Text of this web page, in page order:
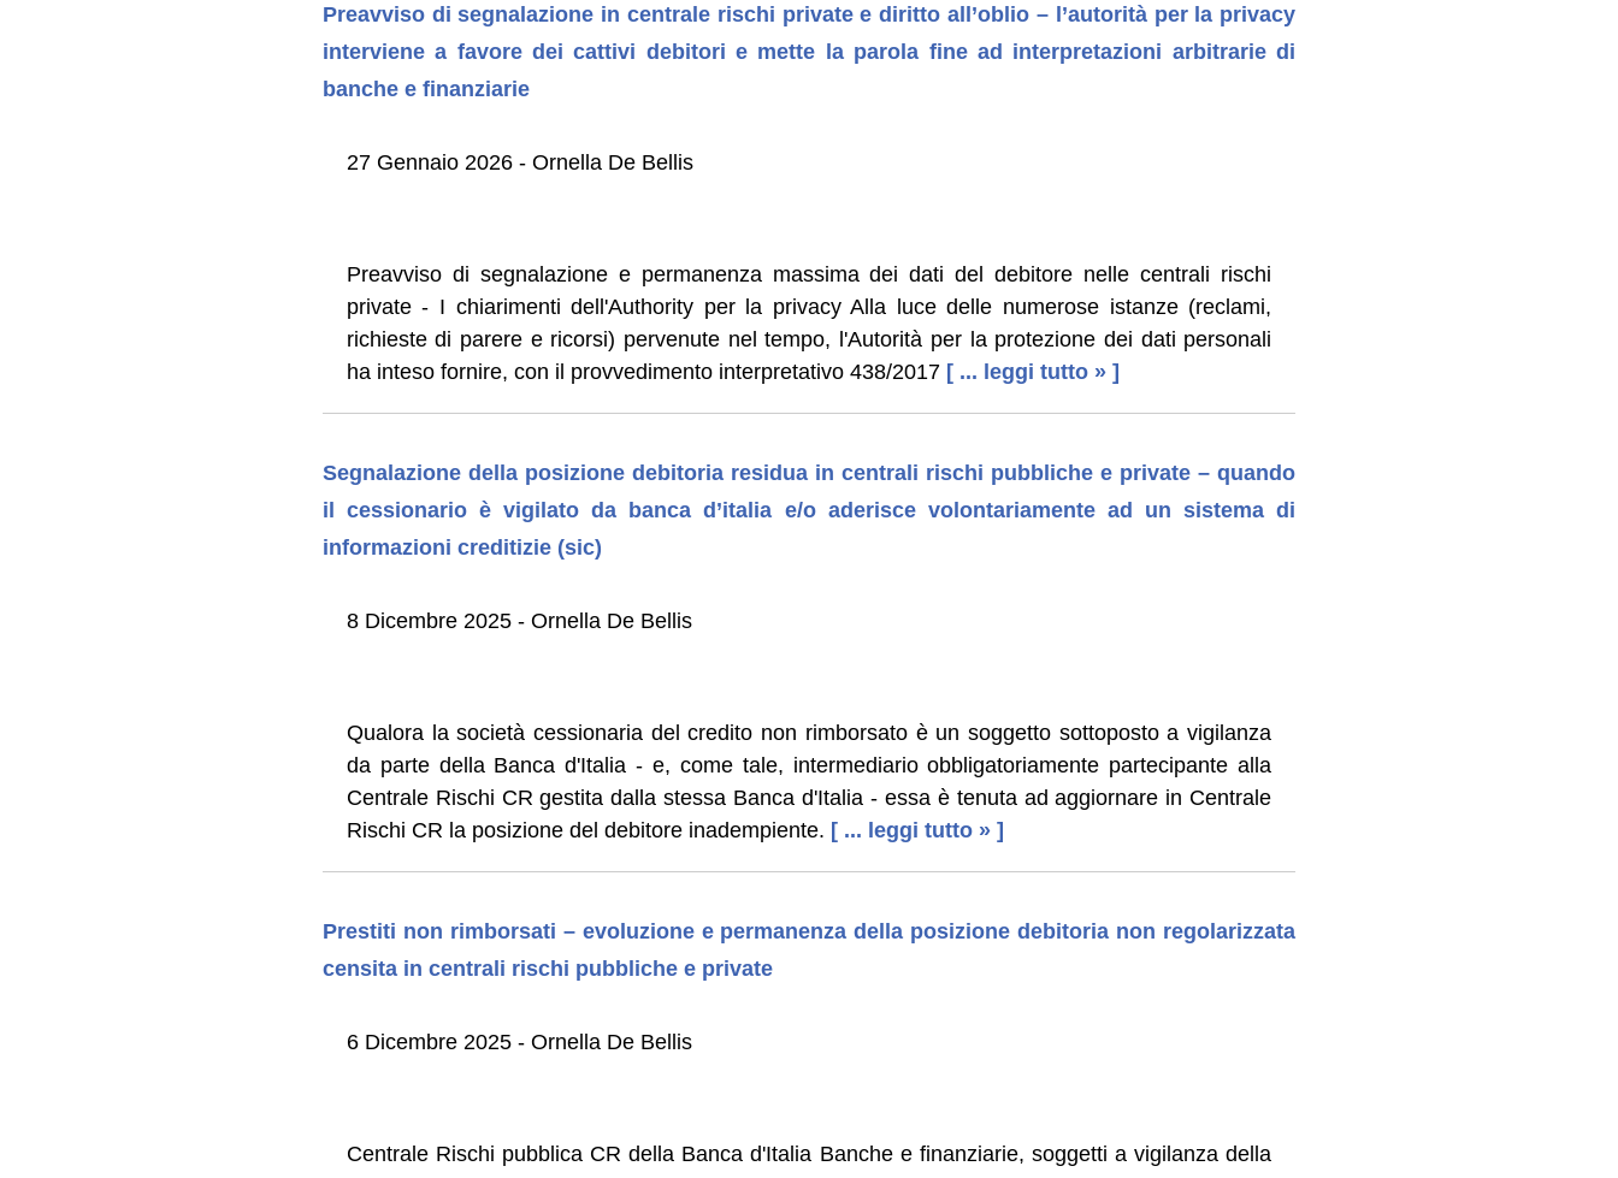
Preavviso di segnalazione in centrale rischi private e diritto all’oblio – l’autorità per la privacy
interviene a favore dei cattivi debitori e mette la parola fine ad interpretazioni arbitrarie di
banche e finanziarie
27 Gennaio 2026 - Ornella De Bellis
Preavviso di segnalazione e permanenza massima dei dati del debitore nelle centrali rischi
private - I chiarimenti dell'Authority per la privacy Alla luce delle numerose istanze (reclami,
richieste di parere e ricorsi) pervenute nel tempo, l'Autorità per la protezione dei dati personali
ha inteso fornire, con il provvedimento interpretativo 438/2017 [ ... leggi tutto » ]
Segnalazione della posizione debitoria residua in centrali rischi pubbliche e private – quando
il cessionario è vigilato da banca d’italia e/o aderisce volontariamente ad un sistema di
informazioni creditizie (sic)
8 Dicembre 2025 - Ornella De Bellis
Qualora la società cessionaria del credito non rimborsato è un soggetto sottoposto a vigilanza
da parte della Banca d'Italia - e, come tale, intermediario obbligatoriamente partecipante alla
Centrale Rischi CR gestita dalla stessa Banca d'Italia - essa è tenuta ad aggiornare in Centrale
Rischi CR la posizione del debitore inadempiente. [ ... leggi tutto » ]
Prestiti non rimborsati – evoluzione e permanenza della posizione debitoria non regolarizzata
censita in centrali rischi pubbliche e private
6 Dicembre 2025 - Ornella De Bellis
Centrale Rischi pubblica CR della Banca d'Italia Banche e finanziarie, soggetti a vigilanza della